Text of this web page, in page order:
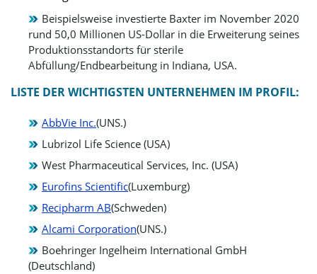
Beispielsweise investierte Baxter im November 2020
rund 50,0 Millionen US-Dollar in die Erweiterung seines
Produktionsstandorts für sterile
Abfüllung/Endbearbeitung in Indiana, USA.
LISTE DER WICHTIGSTEN UNTERNEHMEN IM PROFIL:
AbbVie Inc.(UNS.)
Lubrizol Life Science (USA)
West Pharmaceutical Services, Inc. (USA)
Eurofins Scientific(Luxemburg)
Recipharm AB(Schweden)
Alcami Corporation(UNS.)
Boehringer Ingelheim International GmbH
(Deutschland)